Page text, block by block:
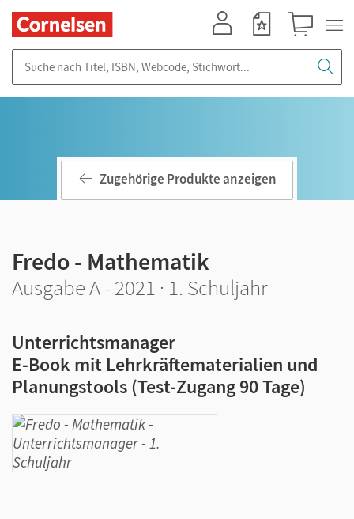
Zugehörige Produkte anzeigen
Fredo - Mathematik
Ausgabe A - 2021 · 1. Schuljahr
Unterrichtsmanager
E-Book mit Lehrkräftematerialien und
Planungstools (Test-Zugang 90 Tage)